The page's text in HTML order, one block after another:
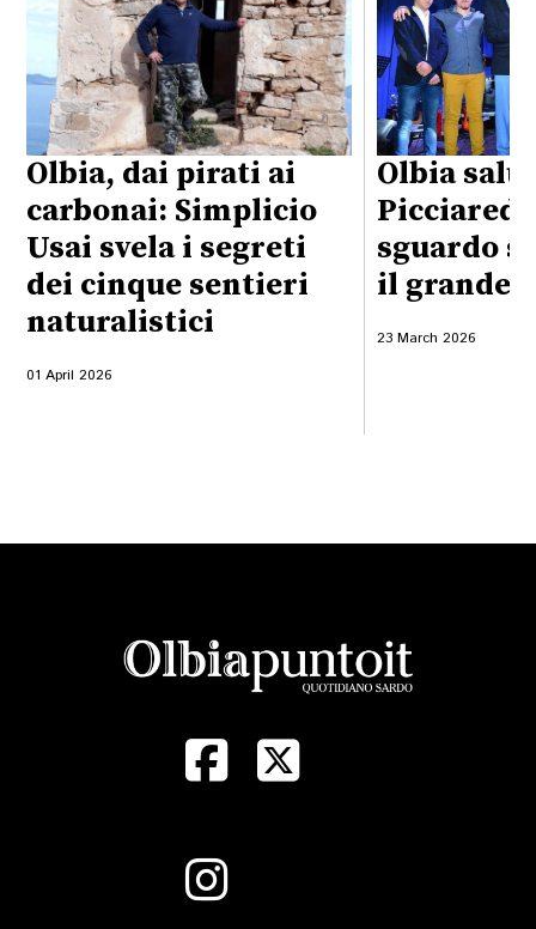
Olbia, dai pirati ai
carbonai: Simplicio
Usai svela i segreti
dei cinque sentieri
naturalistici
01 April 2026
Olbia
sguardo
il grande
23 March 2026